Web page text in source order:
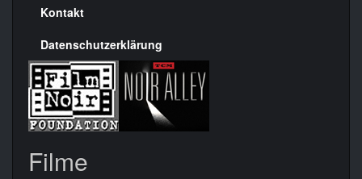
Kontakt
Datenschutzerklärung
Filme